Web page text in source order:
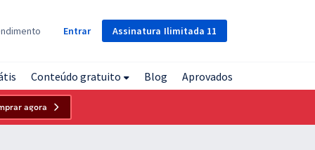
Assinatura Ilimitada 11
Entrar
Conteúdo gratuito Blog Aprovados
agora